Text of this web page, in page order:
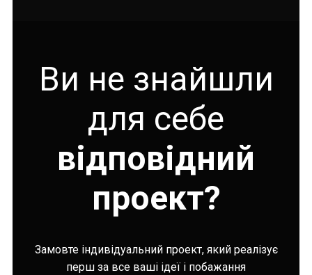
Ви не знайшли
для себе
відповідний
проект?
Замовте індивідуальний проект, який реалізує
перш за все ваші ідеї і побажання